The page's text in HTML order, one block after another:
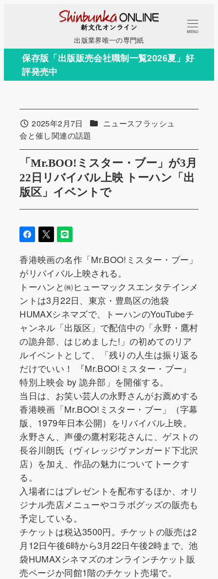
コ
テ
出版業界唯一の専門紙
MENU
保存版「出版販売会社職制一覧2026夏」好
評発売中
「Mr.BOO!ミスター・ブー」が3月
22日リバイバル上映 トーハン「出
版区」イベントで
投稿日2025年2月7日 カテゴリー
ニュースフラッシュ
カテゴリー
会と催し関連の話題
香港映画の名作「Mr.BOO!ミスター・ブー」
がリバイバル上映される。
トーハンと㈱ヒューマックスエンタテインメ
ントは3月22日、東京・豊島区の池袋
HUMAXシネマズで、トーハンのYouTubeチ
ャンネル「出版区」で配信中の「永野・鷹村
の詭弁部、はじめました!」の初めてのリア
ルイベントとして、「残りの人生は振り返る
だけでいい！ 『Mr.BOO!ミスター・ブー』
特別上映会 by 詭弁部」を開催する。
当日は、お笑い芸人の永野さんがお薦めする
香港映画「Mr.BOO!ミスター・ブー」（字幕
版、1979年日本公開）をリバイバル上映。
永野さん、声優の鷹村彩花さんに、ゲストの
長谷川朗氏（ヴィレッジヴァンガード下北沢
店）を加え、作品の魅力についてトークす
る。
入場者にはプレゼントを配布するほか、オリ
ジナル売店メニューやコラボグッズの販売も
予定している。
チケットは税込3500円。チケットの販売は2
月12日午後6時から3月22日午後2時まで、池
袋HUMAXシネマズのオンラインチケット販
売ページか同館1階のチケット売場で。